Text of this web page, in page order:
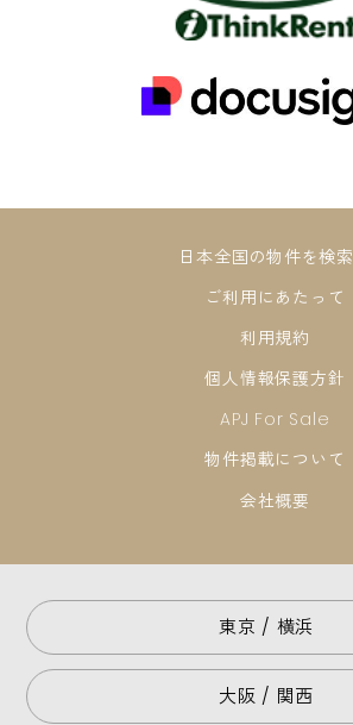
日本全国の物件を検索
ご利用にあたって
利用規約
個人情報保護方針
APJ For Sale
物件掲載について
会社概要
東京 / 横浜
大阪 / 関西